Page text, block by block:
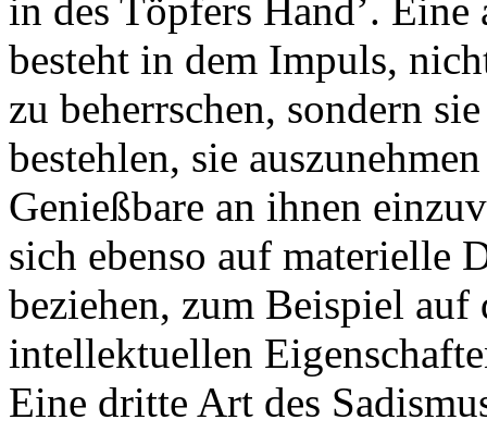
in des Töpfers Hand’. Eine
besteht in dem Impuls,
zu beherrschen, sondern
bestehlen, sie
Genießbare an ihnen
sich ebenso auf materielle
beziehen, zum Beispiel
intellektuellen
Eine dritte Art des